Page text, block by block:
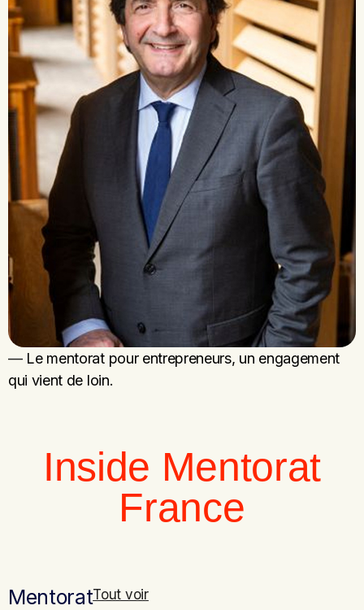
— Le mentorat pour entrepreneurs, un engagement
qui vient de loin.
Inside Mentorat
France
MentoratTout voir